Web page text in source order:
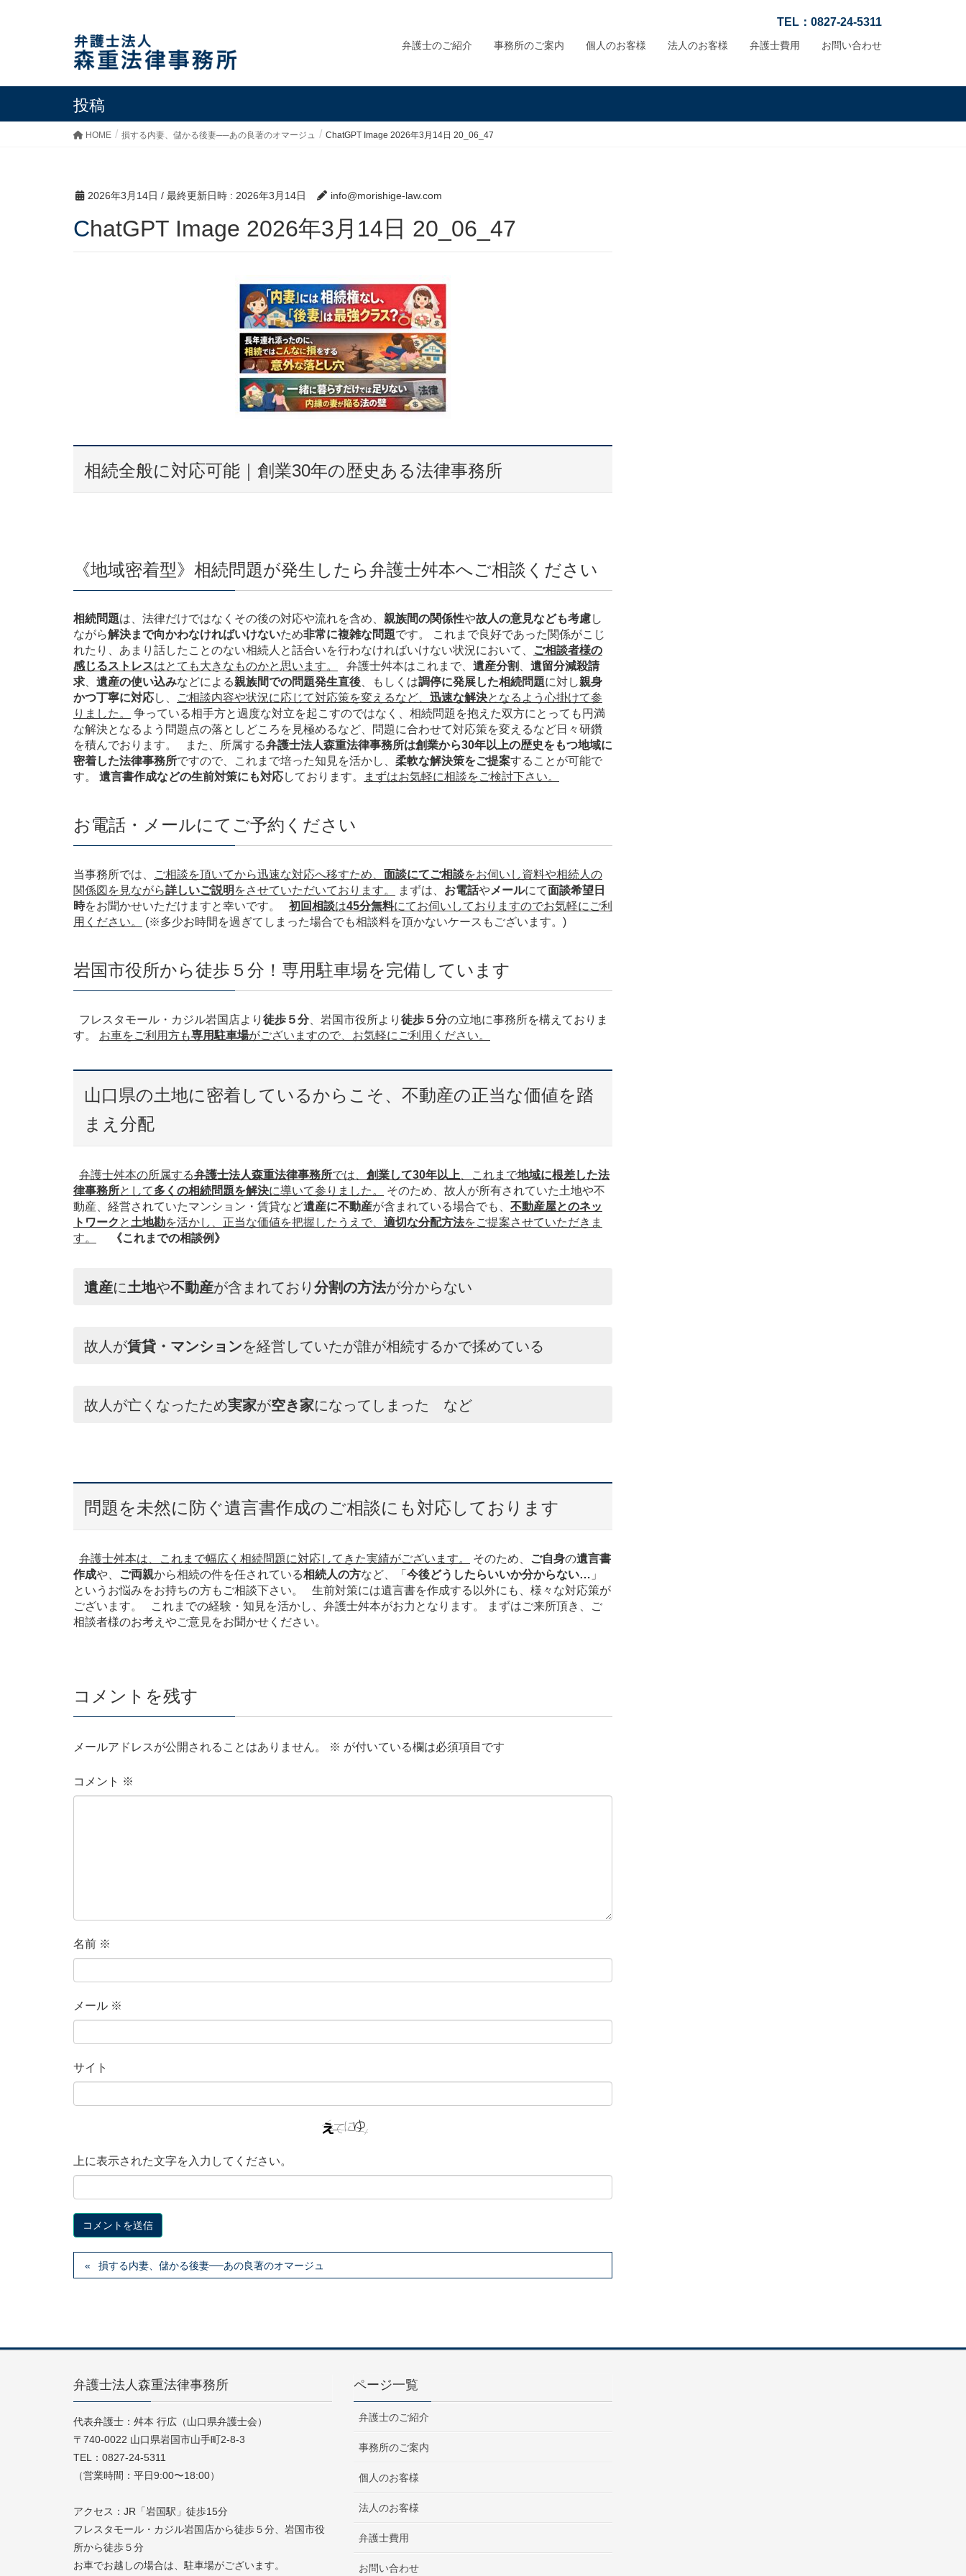
TEL：0827-24-5311
弁護士のご紹介 事務所のご案内 個人のお客様 法人のお客様 弁護士費用 お問い合わせ
投稿
HOME 損する内妻、儲かる後妻──あの良著のオマージュ ChatGPT Image 2026年3月14日 20_06_47
2026年3月14日 / 最終更新日時 : 2026年3月14日 info@morishige-law.com
ChatGPT Image 2026年3月14日 20_06_47
相続全般に対応可能｜創業30年の歴史ある法律事務所
《地域密着型》相続問題が発生したら弁護士舛本へご相談ください
相続問題は、法律だけではなくその後の対応や流れを含め、 親族間の関係性や故人の意見なども考慮し
ながら解決まで向かわなければいけないため非常に複雑な問題です。 これまで良好であった関係がこじ
れたり、あまり話したことのない相続人と話合いを行わなければいけない状況において、
ご相談者様の
感じるストレスはとても大きなものかと思います。 弁護士舛本はこれまで、 遺産分割
遺留分減殺請
求
遺産の使い込みなどによる親族間での問題発生直後 、もしくは調停に発展した相続問題に対し親身
かつ丁寧に対応し、 ご相談内容や状況に応じて対応策を変えるなど、 迅速な解決となるよう心掛けて参
りました。
争っている相手方と過度な対立を起こすのではなく、相続問題を抱えた双方にとっても円満
な解決となるよう問題点の落としどころを見極めるなど、問題に合わせて対応策を変えるなど日々研鑽
を積んでおります。 また、所属する弁護士法人森重法律事務所は創業から30年以上の歴史をもつ地域に
密着した法律事務所ですので、これまで培った知見を活かし、 柔軟な解決策をご提案することが可能で
す。 遺言書作成などの生前対策にも対応しております。 まずはお気軽に相談をご検討下さい。
お電話・メールにてご予約ください
当事務所では、 ご相談を頂いてから迅速な対応へ移すため、 面談にてご相談をお伺いし資料や相続人の
関係図を見ながら詳しいご説明 をさせていただいております。 まずは、 お電話やメールにて面談希望日
時をお聞かせいただけますと幸いです。 初回相談は45分無料にてお伺いしておりますのでお気軽にご利
用ください。
(※多少お時間を過ぎてしまった場合でも相談料を頂かないケースもございます。)
岩国市役所から徒歩５分！専用駐車場を完備しています
フレスタモール・カジル岩国店より 徒歩５分、岩国市役所より 徒歩５分の立地に事務所を構えておりま
す。 お車をご利用方も専用駐車場がございますので、お気軽にご利用ください。
山口県の土地に密着しているからこそ、不動産の正当な価値を踏
まえ分配
弁護士舛本の所属する弁護士法人森重法律事務所では、 創業して30年以上 、これまで地域に根差した法
律事務所として多くの相続問題を解決に導いて参りました。
そのため、故人が所有されていた土地や不
動産、経営されていたマンション・賃貸など遺産に不動産が含まれている場合でも、 不動産屋とのネッ
トワーク と 土地勘を活かし、正当な価値を把握したうえで、 適切な分配方法をご提案させていただきま
す。
《これまでの相談例》
遺産に土地や不動産が含まれており 分割の方法が分からない
故人が賃貸・マンションを経営していたが誰が相続するかで揉めている
故人が亡くなったため実家が空き家になってしまった など
問題を未然に防ぐ遺言書作成のご相談にも対応しております
弁護士舛本は、これまで幅広く相続問題に対応してきた実績がございます。 そのため、 ご自身の遺言書
作成や、 ご両親から相続の件を任されている相続人の方など、「 今後どうしたらいいか分からない… 」
というお悩みをお持ちの方もご相談下さい。 生前対策には遺言書を作成する以外にも、様々な対応策が
ございます。 これまでの経験・知見を活かし、弁護士舛本がお力となります。 まずはご来所頂き、ご
相談者様のお考えやご意見をお聞かせください。
コメントを残す
メールアドレスが公開されることはありません。 ※ が付いている欄は必須項目です
コメント ※
名前 ※
メール ※
サイト
上に表示された文字を入力してください。
損する内妻、儲かる後妻──あの良著のオマージュ
弁護士法人森重法律事務所
代表弁護士：舛本 行広（山口県弁護士会）
〒740-0022 山口県岩国市山手町2-8-3
TEL：0827-24-5311
（営業時間：平日9:00〜18:00）
アクセス：JR「岩国駅」徒歩15分
フレスタモール・カジル岩国店から徒歩５分、岩国市役
所から徒歩５分
お車でお越しの場合は、駐車場がございます。
ページ一覧
弁護士のご紹介
事務所のご案内
個人のお客様
法人のお客様
弁護士費用
お問い合わせ